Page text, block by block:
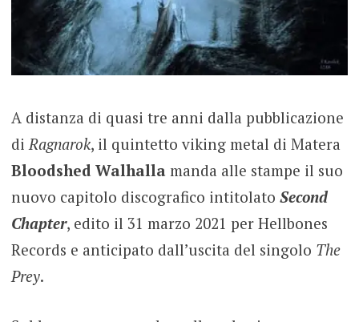
A distanza di quasi tre anni dalla pubblicazione
diRagnarok, il quintetto viking metal di Matera
Bloodshed Walhalla manda alle stampe il suo
nuovo capitolo discografico intitolato Second
Chapter, edito il 31 marzo 2021 per Hellbones
Records e anticipato dall’uscita del singolo The
Prey.